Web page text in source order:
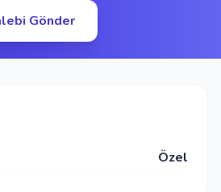
Gönder
Özel